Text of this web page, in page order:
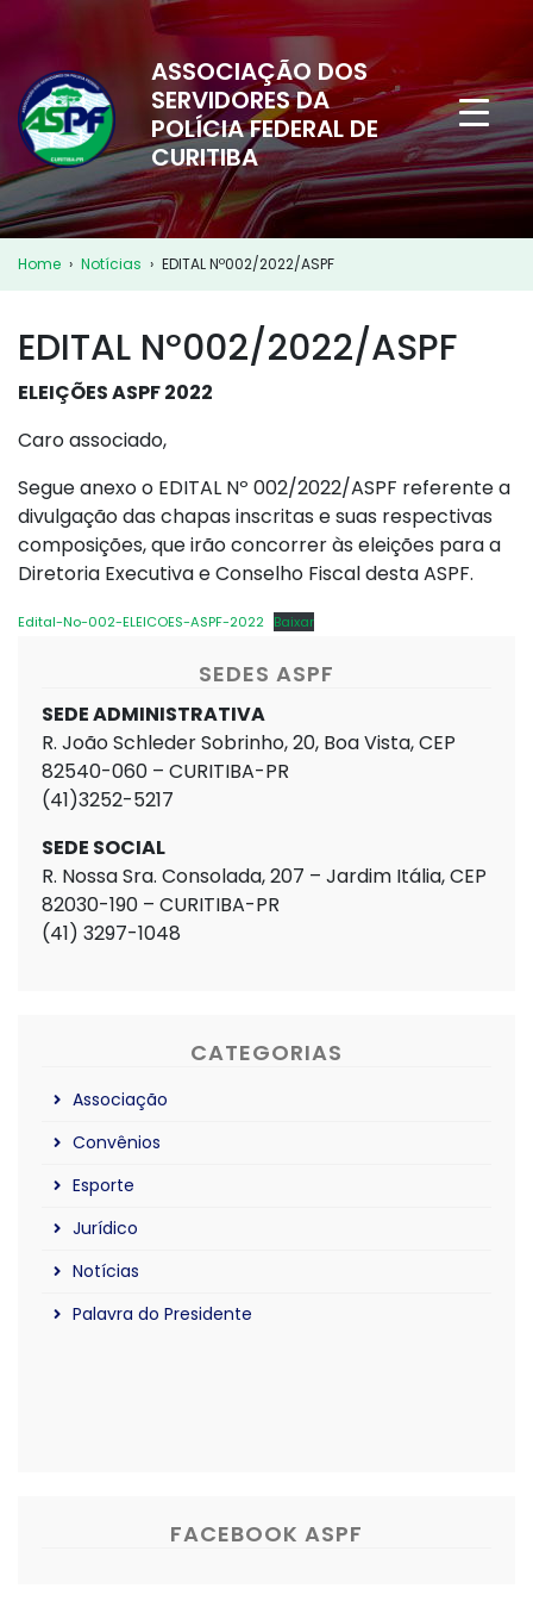
ASSOCIAÇÃO DOS
SERVIDORES DA
POLÍCIA FEDERAL DE
CURITIBA
Home › Notícias › EDITAL Nº002/2022/ASPF
EDITAL Nº002/2022/ASPF
ELEIÇÕES ASPF 2022
Caro associado,
Segue anexo o EDITAL Nº 002/2022/ASPF referente a
divulgação das chapas inscritas e suas respectivas
composições, que irão concorrer às eleições para a
Diretoria Executiva e Conselho Fiscal desta ASPF.
Edital-No-002-ELEICOES-ASPF-2022 Baixar
SEDES ASPF
SEDE ADMINISTRATIVA
R. João Schleder Sobrinho, 20, Boa Vista, CEP
82540-060 – CURITIBA-PR
(41)3252-5217
SEDE SOCIAL
R. Nossa Sra. Consolada, 207 – Jardim Itália, CEP
82030-190 – CURITIBA-PR
(41) 3297-1048
CATEGORIAS
Associação
Convênios
Esporte
Jurídico
Notícias
Palavra do Presidente
FACEBOOK ASPF